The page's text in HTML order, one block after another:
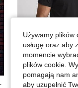
SHEIN -
Używamy plików
usługę oraz aby
momencie
plików cookie.
pomagają nam
aby uzupełnić